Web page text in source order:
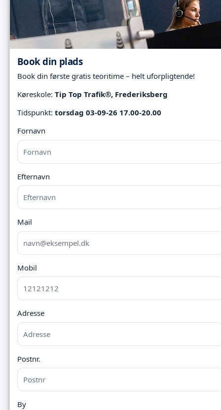
Book din plads
Book din første gratis teoritime – helt uforpligtende!
Køreskole: Tip Top Trafik®, Frederiksberg
Tidspunkt: torsdag 03-09-26 17.00-20.00
Fornavn
Efternavn
Mail
Mobil
Adresse
Postnr.
By